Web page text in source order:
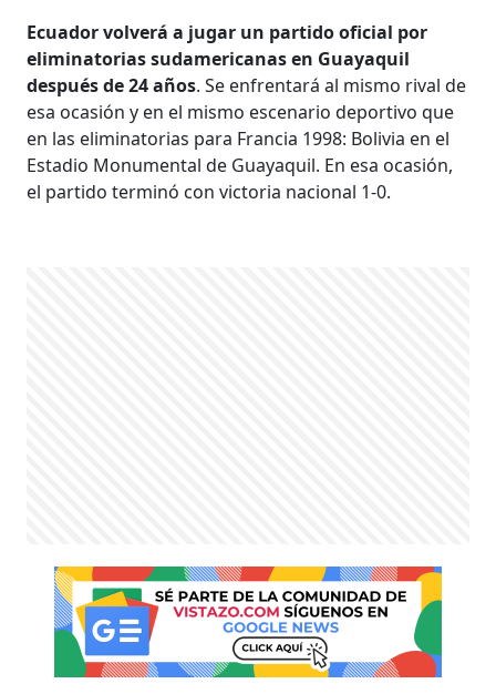
Ecuador volverá a jugar un partido oficial por
eliminatorias sudamericanas en Guayaquil
después de 24 años. Se enfrentará al mismo rival de
esa ocasión y en el mismo escenario deportivo que
en las eliminatorias para Francia 1998: Bolivia en el
Estadio Monumental de Guayaquil. En esa ocasión,
el partido terminó con victoria nacional 1-0.